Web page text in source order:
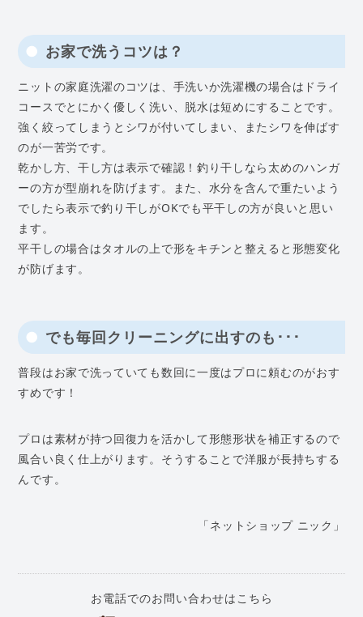
お家で洗うコツは？
ニットの家庭洗濯のコツは、手洗いか洗濯機の場合はドライ
コースでとにかく優しく洗い、脱水は短めにすることです。
強く絞ってしまうとシワが付いてしまい、またシワを伸ばす
のが一苦労です。
乾かし方、干し方は表示で確認！釣り干しなら太めのハンガ
ーの方が型崩れを防げます。また、水分を含んで重たいよう
でしたら表示で釣り干しがOKでも平干しの方が良いと思い
ます。
平干しの場合はタオルの上で形をキチンと整えると形態変化
が防げます。
でも毎回クリーニングに出すのも･･･
普段はお家で洗っていても数回に一度はプロに頼むのがおす
すめです！
プロは素材が持つ回復力を活かして形態形状を補正するので
風合い良く仕上がります。そうすることで洋服が長持ちする
んです。
「ネットショップ ニック」
お電話でのお問い合わせはこちら